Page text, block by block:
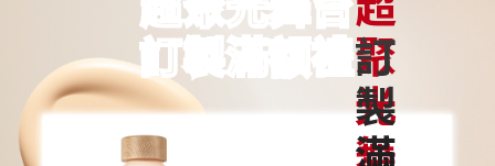
訂製滿額禮